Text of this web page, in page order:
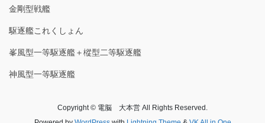
金剛型戦艦
駆逐艦これくしょん
峯風型一等駆逐艦＋樅型二等駆逐艦
神風型一等駆逐艦
Copyright © 電脳 大本営 All Rights Reserved.